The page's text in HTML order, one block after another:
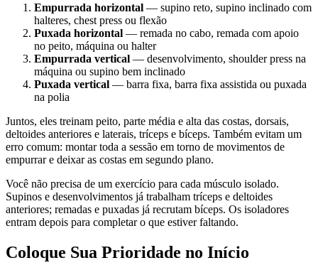
Empurrada horizontal — supino reto, supino inclinado com
halteres, chest press ou flexão
Puxada horizontal — remada no cabo, remada com apoio
no peito, máquina ou halter
Empurrada vertical — desenvolvimento, shoulder press na
máquina ou supino bem inclinado
Puxada vertical — barra fixa, barra fixa assistida ou puxada
na polia
Juntos, eles treinam peito, parte média e alta das costas, dorsais,
deltoides anteriores e laterais, tríceps e bíceps. Também evitam um
erro comum: montar toda a sessão em torno de movimentos de
empurrar e deixar as costas em segundo plano.
Você não precisa de um exercício para cada músculo isolado.
Supinos e desenvolvimentos já trabalham tríceps e deltoides
anteriores; remadas e puxadas já recrutam bíceps. Os isoladores
entram depois para completar o que estiver faltando.
Coloque Sua Prioridade no Início